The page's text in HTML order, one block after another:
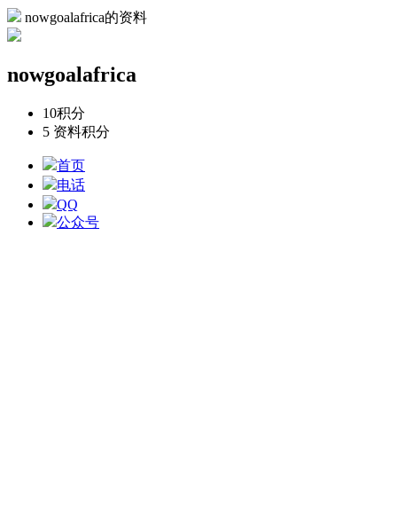
nowgoalafrica的资料
nowgoalafrica
10积分
5 资料积分
首页
电话
QQ
公众号